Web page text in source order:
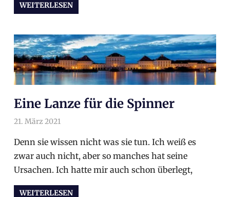
WEITERLESEN
Eine Lanze für die Spinner
21. März 2021
Denn sie wissen nicht was sie tun. Ich weiß es
zwar auch nicht, aber so manches hat seine
Ursachen. Ich hatte mir auch schon überlegt,
WEITERLESEN